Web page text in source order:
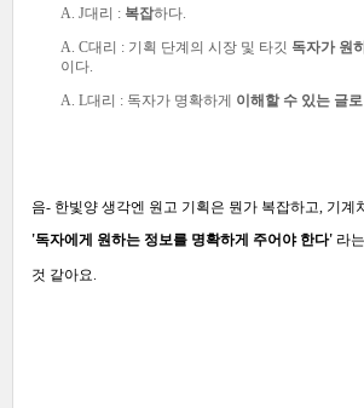
A. J대리 : 복잡하다.
A. C대리 : 기획 단계의 시장 및 타깃 독자가 원
이다.
A. L대리 : 독자가 명확하게 이해할 수 있는 글
음- 한빛양 생각엔 원고 기획은 뭔가 복잡하고, 기계
'독자에게 원하는 정보를 명확하게 주어야 한다' 라
것 같아요.